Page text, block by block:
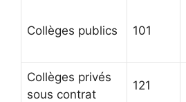
Collèges publics 101
Collèges privés
sous contrat
121